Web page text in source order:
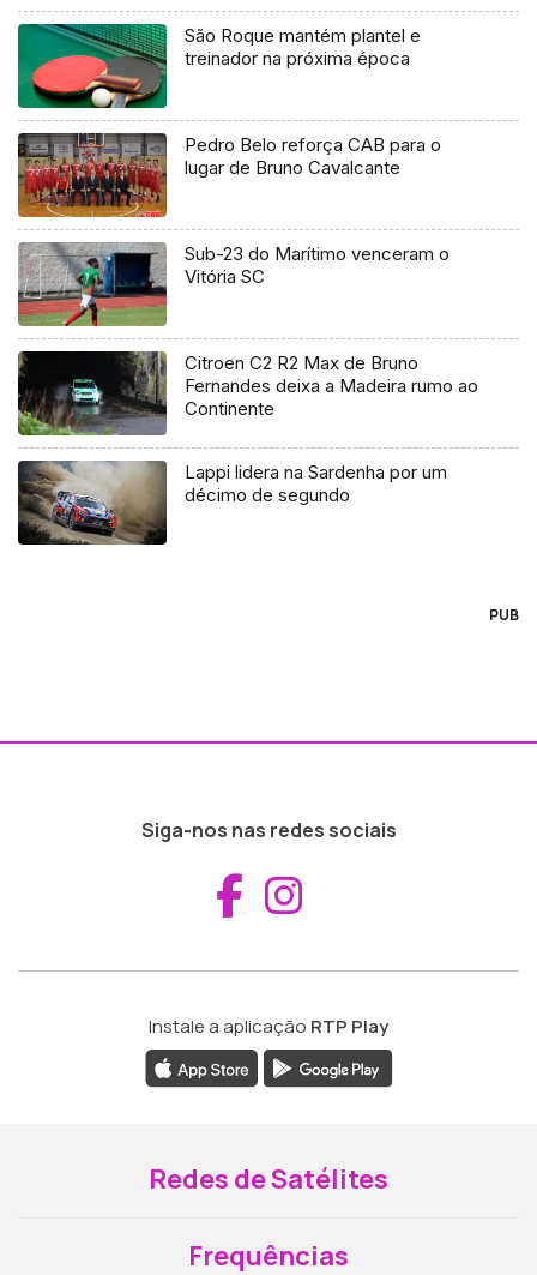
São Roque mantém plantel e
treinador na próxima época
Pedro Belo reforça CAB para o
lugar de Bruno Cavalcante
Sub-23 do Marítimo venceram o
Vitória SC
Citroen C2 R2 Max de Bruno
Fernandes deixa a Madeira rumo ao
Continente
Lappi lidera na Sardenha por um
décimo de segundo
PUB
Siga-nos nas redes sociais
Aceder ao
Instale a aplicação RTP Play
Redes de Satélites
Frequências